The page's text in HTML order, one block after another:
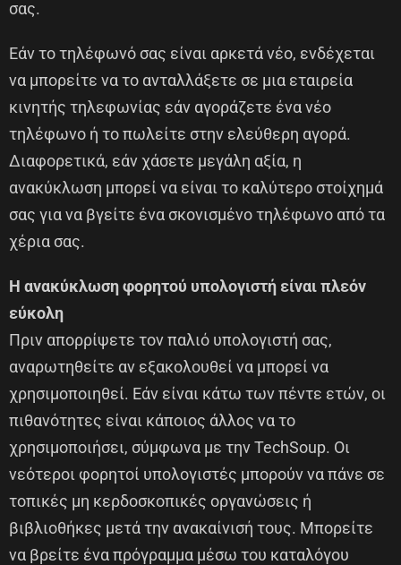
σας.
Εάν το τηλέφωνό σας είναι αρκετά νέο, ενδέχεται
να μπορείτε να το ανταλλάξετε σε μια εταιρεία
κινητής τηλεφωνίας εάν αγοράζετε ένα νέο
τηλέφωνο ή το πωλείτε στην ελεύθερη αγορά.
Διαφορετικά, εάν χάσετε μεγάλη αξία, η
ανακύκλωση μπορεί να είναι το καλύτερο στοίχημά
σας για να βγείτε ένα σκονισμένο τηλέφωνο από τα
χέρια σας.
Η ανακύκλωση φορητού υπολογιστή είναι πλεόν
εύκολη
Πριν απορρίψετε τον παλιό υπολογιστή σας,
αναρωτηθείτε αν εξακολουθεί να μπορεί να
χρησιμοποιηθεί. Εάν είναι κάτω των πέντε ετών, οι
πιθανότητες είναι κάποιος άλλος να το
χρησιμοποιήσει, σύμφωνα με την TechSoup. Οι
νεότεροι φορητοί υπολογιστές μπορούν να πάνε σε
τοπικές μη κερδοσκοπικές οργανώσεις ή
βιβλιοθήκες μετά την ανακαίνισή τους. Μπορείτε
να βρείτε ένα πρόγραμμα μέσω του καταλόγου